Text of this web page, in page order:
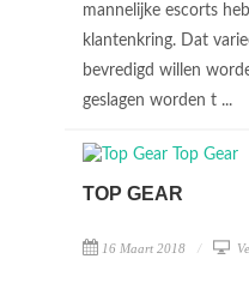
mannelijke escorts
klantenkring. Dat
bevredigd willen
geslagen worden t ...
TOP GEAR
16 Maart 2018